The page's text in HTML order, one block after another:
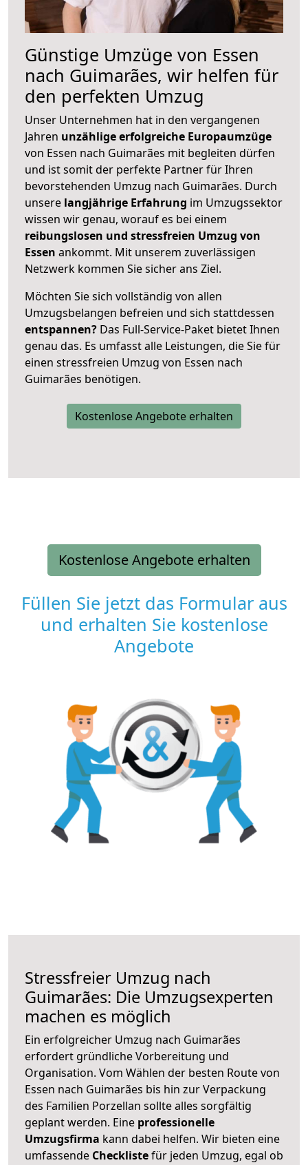
Günstige Umzüge von Essen
nach Guimarães, wir helfen für
den perfekten Umzug
Unser Unternehmen hat in den vergangenen
Jahren unzählige erfolgreiche Europaumzüge
von Essen nach Guimarães mit begleiten dürfen
und ist somit der perfekte Partner für Ihren
bevorstehenden Umzug nach Guimarães. Durch
unsere langjährige Erfahrung im Umzugssektor
wissen wir genau, worauf es bei einem
reibungslosen und stressfreien Umzug von
Essen ankommt. Mit unserem zuverlässigen
Netzwerk kommen Sie sicher ans Ziel.
Möchten Sie sich vollständig von allen
Umzugsbelangen befreien und sich stattdessen
entspannen? Das Full-Service-Paket bietet Ihnen
genau das. Es umfasst alle Leistungen, die Sie für
einen stressfreien Umzug von Essen nach
Guimarães benötigen.
Kostenlose Angebote erhalten
Kostenlose Angebote erhalten
Füllen Sie jetzt das Formular aus
und erhalten Sie kostenlose
Angebote
Stressfreier Umzug nach
Guimarães: Die Umzugsexperten
machen es möglich
Ein erfolgreicher Umzug nach Guimarães
erfordert gründliche Vorbereitung und
Organisation. Vom Wählen der besten Route von
Essen nach Guimarães bis hin zur Verpackung
des Familien Porzellan sollte alles sorgfältig
geplant werden. Eine professionelle
Umzugsfirma kann dabei helfen. Wir bieten eine
umfassende Checklistefür jeden Umzug, egal ob